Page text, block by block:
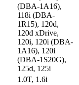
(DBA-1A16),
118i (DBA-
1R15), 120d,
120d xDrive,
120i, 120i (DBA-
1A16), 120i
(DBA-1S20G),
125d, 125i
1.0T, 1.6i